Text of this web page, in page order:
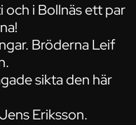
i Bollnäs ett par
Bröderna Leif
sikta den här
Eriksson.